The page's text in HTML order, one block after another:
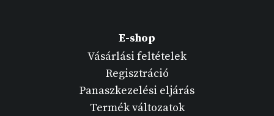
E-shop
Vásárlási feltételek
Regisztráció
Panaszkezelési eljárás
Termék változatok